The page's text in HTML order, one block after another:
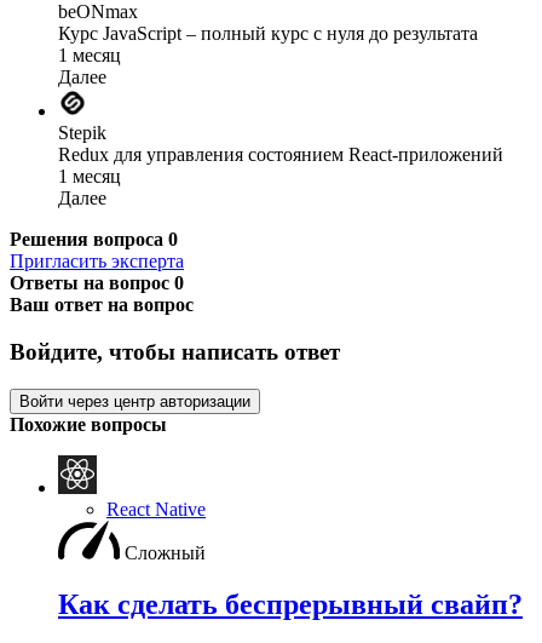
beONmax
Курс JavaScript – полный курс с нуля до результата
1 месяц
Далее
Stepik
Redux для управления состоянием React-приложений
1 месяц
Далее
Решения вопроса 0
Пригласить эксперта
Ответы на вопрос 0
Ваш ответ на вопрос
Войдите, чтобы написать ответ
Войти через центр авторизации
Похожие вопросы
React Native
Сложный
Как сделать беспрерывный свайп?